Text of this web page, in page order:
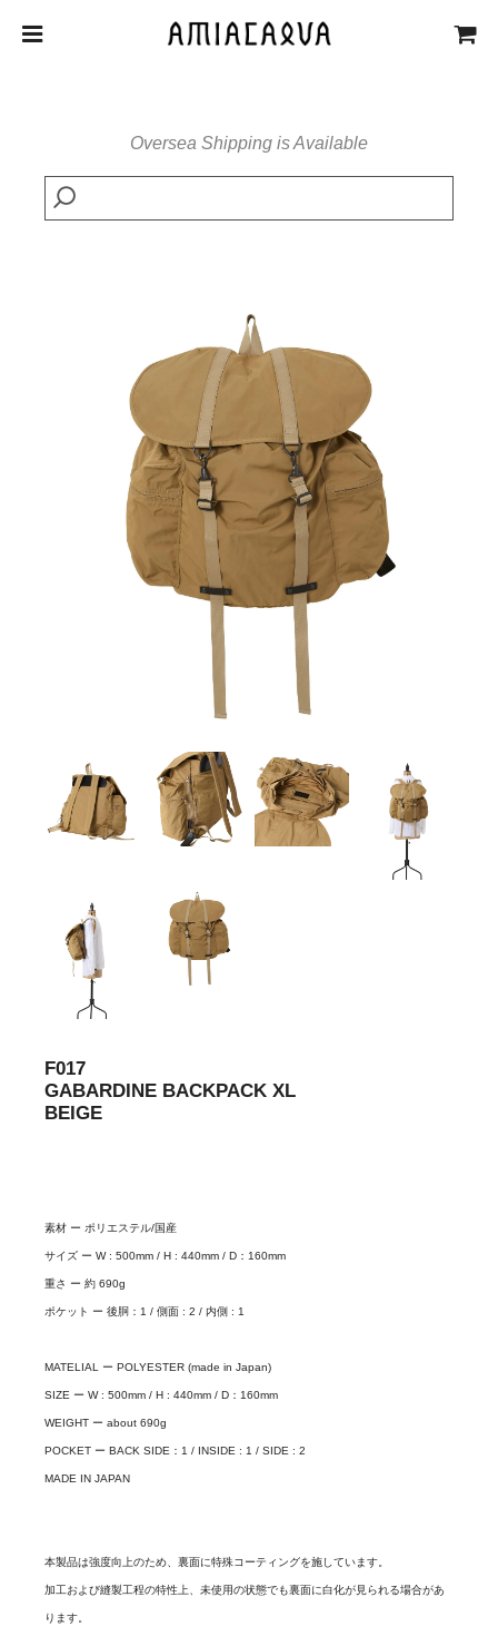
Oversea Shipping is Available
F017
GABARDINE BACKPACK XL
BEIGE
素材 ー ポリエステル/国産
サイズ ー W : 500mm / H : 440mm / D：160mm
重さ ー 約 690g
ポケット ー 後胴：1 / 側面 : 2 / 内側 : 1
MATELIAL ー POLYESTER (made in Japan)
SIZE ー W : 500mm / H : 440mm / D：160mm
WEIGHT ー about 690g
POCKET ー BACK SIDE：1 / INSIDE : 1 / SIDE : 2
MADE IN JAPAN
本製品は強度向上のため、裏面に特殊コーティングを施しています。
加工および縫製工程の特性上、未使用の状態でも裏面に白化が見られる場合があ
ります。